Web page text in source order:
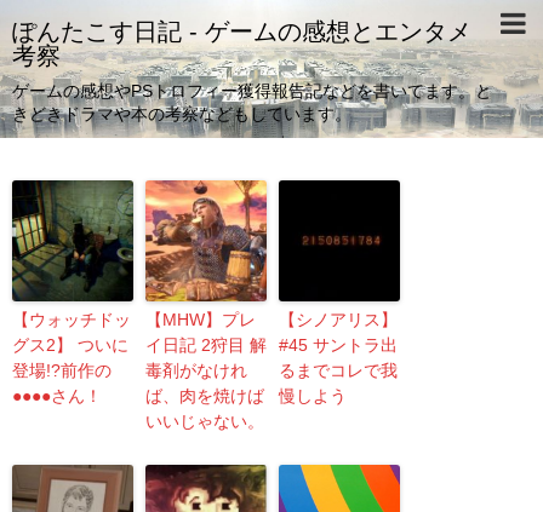
ぽんたこす日記 - ゲームの感想とエンタメ
考察
ゲームの感想やPSトロフィー獲得報告記などを書いてます。と
きどきドラマや本の考察などもしています。
【ウォッチドッ
グス2】 ついに
登場!?前作の
●●●●さん！
【MHW】プレ
イ日記 2狩目 解
毒剤がなけれ
ば、肉を焼けば
いいじゃない。
【シノアリス】
#45 サントラ出
るまでコレで我
慢しよう